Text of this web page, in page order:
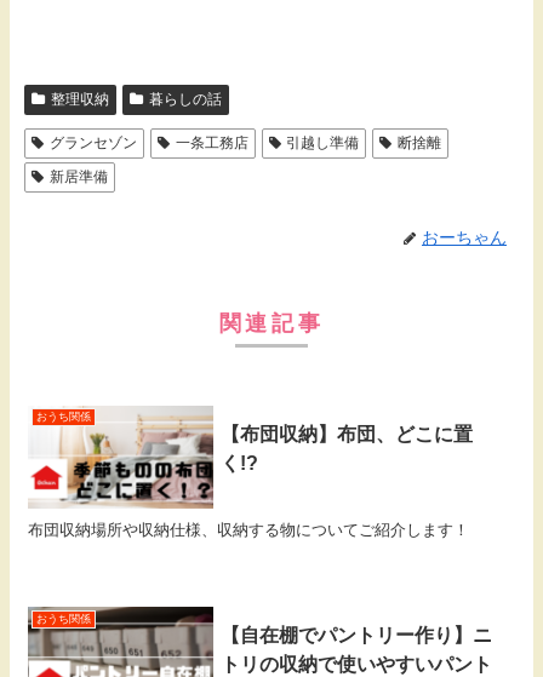
整理収納 暮らしの話
グランセゾン 一条工務店 引越し準備
断捨離
新居準備
おーちゃん
関連記事
おうち関係
【布団収納】布団、どこに置
く!?
布団収納場所や収納仕様、収納する物についてご紹介します！
おうち関係
【自在棚でパントリー作り】ニ
トリの収納で使いやすいパント